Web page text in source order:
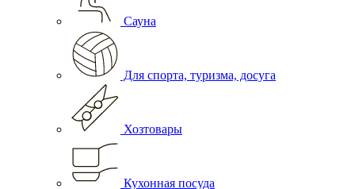
Сауна
Для спорта, туризма, досуга
Хозтовары
Кухонная посуда